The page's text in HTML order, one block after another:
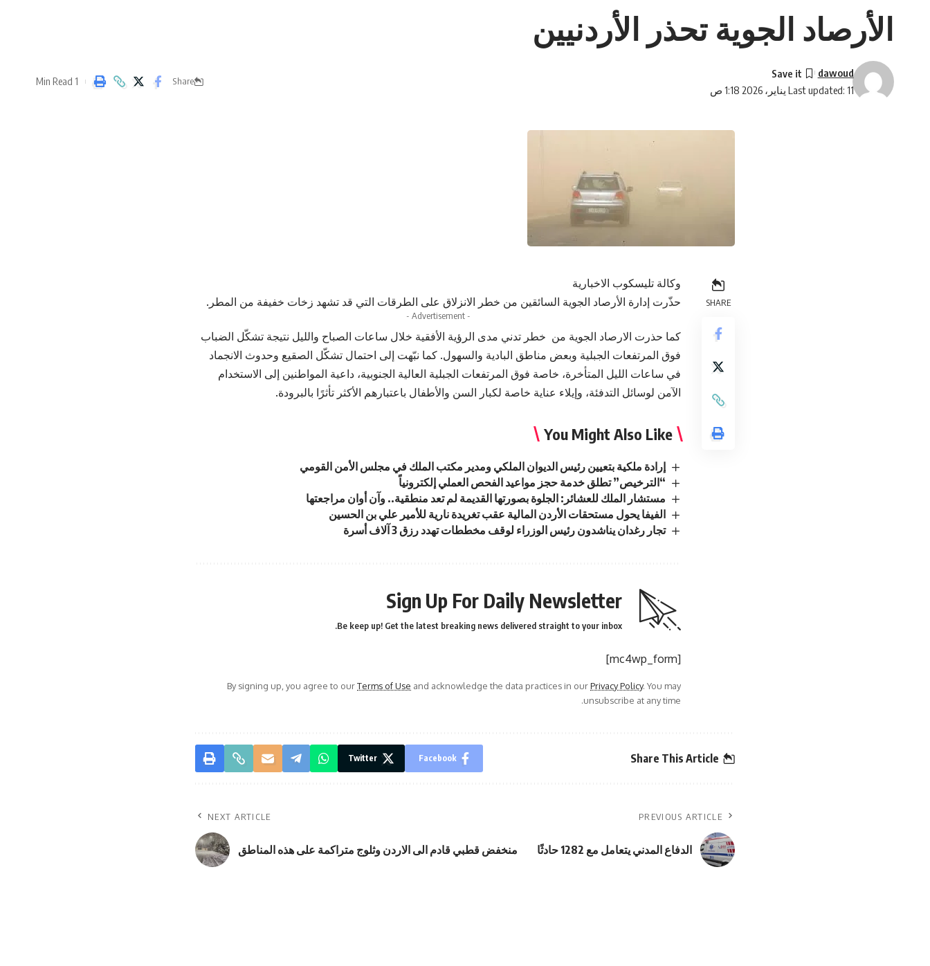
الأرصاد الجوية تحذر الأردنيين
Last updated: 11 يناير، 2026 1:18 ص
dawoud
Share
1 Min Read
SHARE
وكالة تليسكوب الاخبارية
حذّرت إدارة الأرصاد الجوية السائقين من خطر الانزلاق على الطرقات التي قد تشهد زخات خفيفة من المطر.
- Advertisement -
كما حذرت الارصاد الجوية من خطر تدني مدى الرؤية الأفقية خلال ساعات الصباح والليل نتيجة تشكّل الضباب
فوق المرتفعات الجبلية وبعض مناطق البادية والسهول. كما نبّهت إلى احتمال تشكّل الصقيع وحدوث الانجماد
في ساعات الليل المتأخرة، خاصة فوق المرتفعات الجبلية العالية الجنوبية، داعية المواطنين إلى الاستخدام
الآمن لوسائل التدفئة، وإيلاء عناية خاصة لكبار السن والأطفال باعتبارهم الأكثر تأثرًا بالبرودة.
You Might Also Like
إرادة ملكية بتعيين رئيس الديوان الملكي ومدير مكتب الملك في مجلس الأمن القومي
“الترخيص” تطلق خدمة حجز مواعيد الفحص العملي إلكترونياً
مستشار الملك للعشائر: الجلوة بصورتها القديمة لم تعد منطقية.. وآن أوان مراجعتها
الفيفا يحول مستحقات الأردن المالية عقب تغريدة نارية للأمير علي بن الحسين
تجار رغدان يناشدون رئيس الوزراء لوقف مخططات تهدد رزق 3 آلاف أسرة
Sign Up For Daily Newsletter
Be keep up! Get the latest breaking news delivered straight to your inbox.
[mc4wp_form]
By signing up, you agree to ourTerms of Use and acknowledge the data practices in ourPrivacy Policy. You may
unsubscribe at any time.
Share This Article
Facebook
Twitter
PREVIOUS ARTICLE
الدفاع المدني يتعامل مع 1282 حادثًا
NEXT ARTICLE
منخفض قطبي قادم الى الاردن وثلوج متراكمة على هذه المناطق